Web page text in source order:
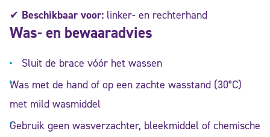
✔ Beschikbaar voor: linker- en rechterhand
Was- en bewaaradvies
Sluit de brace vóór het wassen
Was met de hand of op een zachte wasstand (30°C)
met mild wasmiddel
Gebruik geen wasverzachter, bleekmiddel of chemische